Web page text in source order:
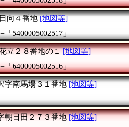
向４番地 [地図等]
5400005002517」
立２８番地の１ [地図等]
「6400005002516」
字南馬場３１番地 [地図等]
朝日田２７３番地 [地図等]